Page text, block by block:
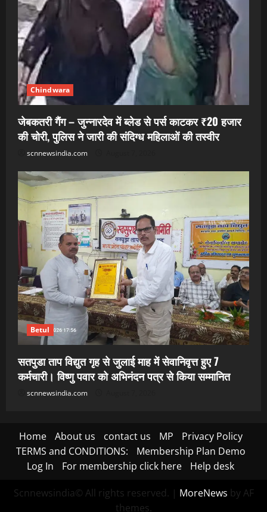
Chindwara
जेबकतरी गैंग – जुन्नारदेव में ब्लेड से पर्स काटकर ₹20 हजार
की चोरी, पुलिस ने जारी की संदिग्ध महिलाओं की तस्वीर
scnnewsindia.com
Betul
सतपुडा ताप विद्युत गृह से जुलाई माह में सेवानिवृत्त हुए 7
कर्मचारी। विष्णु पवार को अभिनंदन पत्र से किया सम्मानित
scnnewsindia.com
Home About us contact us MP
Privacy Policy
TERMS and CONDITIONS:
Membership Plan Demo
Log In
For membership click here Help desk
Scnnewsindia© All rights reserved. | MoreNews by AF
themes.